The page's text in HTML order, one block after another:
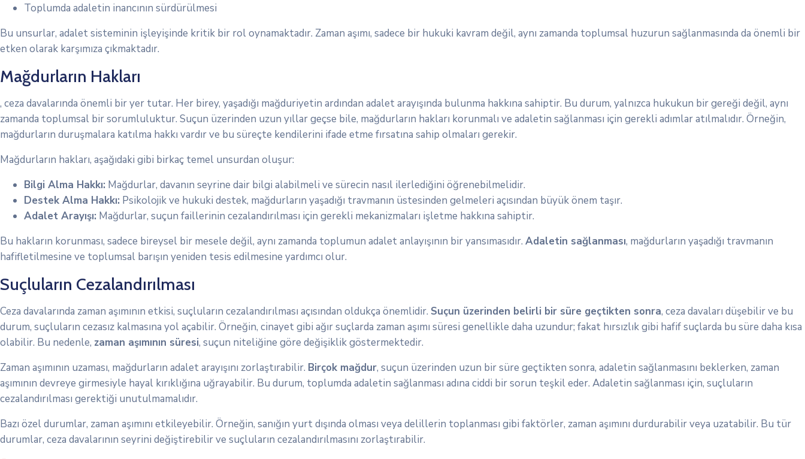
Toplumda adaletin inancının sürdürülmesi
Bu unsurlar, adalet sisteminin işleyişinde kritik bir rol oynamaktadır. Zaman aşımı, sadece bir hukuki kavram değil, aynı zamanda toplumsal huzurun sağlanmasında da önemli bir
etken olarak karşımıza çıkmaktadır.
Mağdurların Hakları
, ceza davalarında önemli bir yer tutar. Her birey, yaşadığı mağduriyetin ardından adalet arayışında bulunma hakkına sahiptir. Bu durum, yalnızca hukukun bir gereği değil, aynı
zamanda toplumsal bir sorumluluktur. Suçun üzerinden uzun yıllar geçse bile, mağdurların hakları korunmalı ve adaletin sağlanması için gerekli adımlar atılmalıdır. Örneğin,
mağdurların duruşmalara katılma hakkı vardır ve bu süreçte kendilerini ifade etme fırsatına sahip olmaları gerekir.
Mağdurların hakları, aşağıdaki gibi birkaç temel unsurdan oluşur:
Bilgi Alma Hakkı: Mağdurlar, davanın seyrine dair bilgi alabilmeli ve sürecin nasıl ilerlediğini öğrenebilmelidir.
Destek Alma Hakkı: Psikolojik ve hukuki destek, mağdurların yaşadığı travmanın üstesinden gelmeleri açısından büyük önem taşır.
Adalet Arayışı: Mağdurlar, suçun faillerinin cezalandırılması için gerekli mekanizmaları işletme hakkına sahiptir.
Bu hakların korunması, sadece bireysel bir mesele değil, aynı zamanda toplumun adalet anlayışının bir yansımasıdır. Adaletin sağlanması, mağdurların yaşadığı travmanın
hafifletilmesine ve toplumsal barışın yeniden tesis edilmesine yardımcı olur.
Suçluların Cezalandırılması
Ceza davalarında zaman aşımının etkisi, suçluların cezalandırılması açısından oldukça önemlidir. Suçun üzerinden belirli bir süre geçtikten sonra, ceza davaları düşebilir ve bu
durum, suçluların cezasız kalmasına yol açabilir. Örneğin, cinayet gibi ağır suçlarda zaman aşımı süresi genellikle daha uzundur; fakat hırsızlık gibi hafif suçlarda bu süre daha kısa
olabilir. Bu nedenle, zaman aşımının süresi, suçun niteliğine göre değişiklik göstermektedir.
Zaman aşımının uzaması, mağdurların adalet arayışını zorlaştırabilir. Birçok mağdur, suçun üzerinden uzun bir süre geçtikten sonra, adaletin sağlanmasını beklerken, zaman
aşımının devreye girmesiyle hayal kırıklığına uğrayabilir. Bu durum, toplumda adaletin sağlanması adına ciddi bir sorun teşkil eder. Adaletin sağlanması için, suçluların
cezalandırılması gerektiği unutulmamalıdır.
Bazı özel durumlar, zaman aşımını etkileyebilir. Örneğin, sanığın yurt dışında olması veya delillerin toplanması gibi faktörler, zaman aşımını durdurabilir veya uzatabilir. Bu tür
durumlar, ceza davalarının seyrini değiştirebilir ve suçluların cezalandırılmasını zorlaştırabilir.